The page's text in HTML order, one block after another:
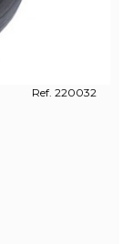
Ref. 220032